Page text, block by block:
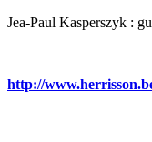
Jea-Paul Kasperszyk :
http://